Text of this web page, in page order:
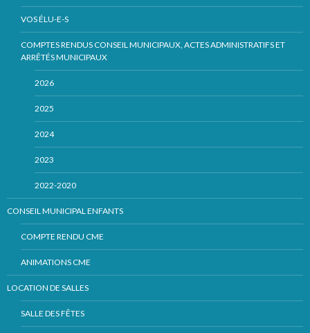
VOS ÉLU-E-S
COMPTES RENDUS CONSEIL MUNICIPAUX, ACTES ADMINISTRATIFS ET
ARRÊTÉS MUNICIPAUX
2026
2025
2024
2023
2022-2020
CONSEIL MUNICIPAL ENFANTS
COMPTE RENDU CME
ANIMATIONS CME
LOCATION DE SALLES
SALLE DES FÊTES